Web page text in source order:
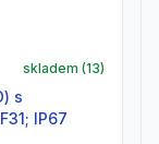
skladem (13)
IP67